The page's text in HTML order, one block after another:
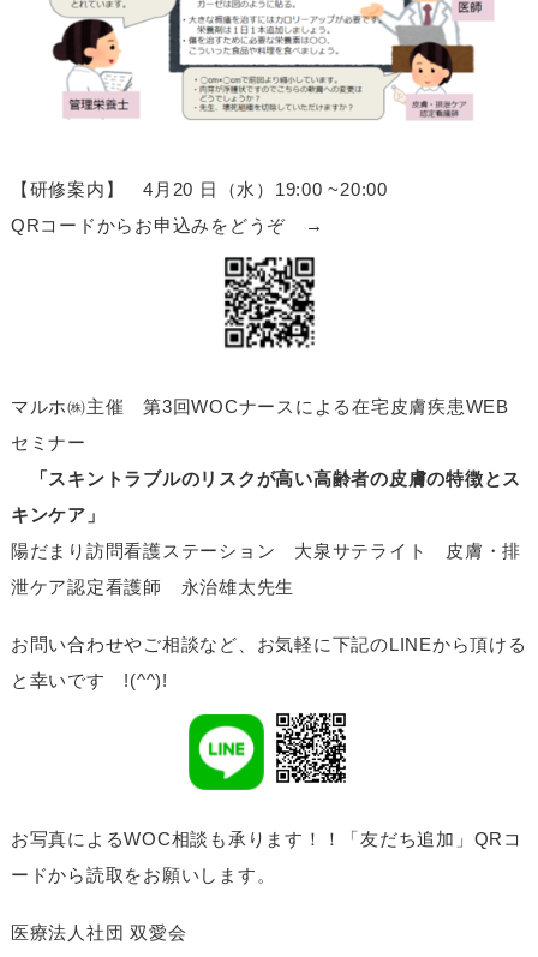
【研修案内】 4月20 日（水）19:00 ~20:00
QRコードからお申込みをどうぞ →
マルホ㈱主催 第3回WOCナースによる在宅皮膚疾患WEB
セミナー
「スキントラブルのリスクが高い高齢者の皮膚の特徴とス
キンケア」
陽だまり訪問看護ステーション 大泉サテライト 皮膚・排
泄ケア認定看護師 永治雄太先生
お問い合わせやご相談など、お気軽に下記のLINEから頂ける
と幸いです !(^^)!
お写真によるWOC相談も承ります！！「友だち追加」QRコ
ードから読取をお願いします。
医療法人社団 双愛会